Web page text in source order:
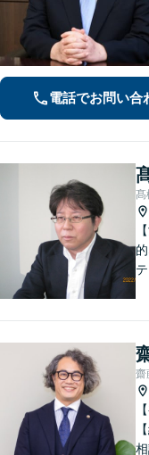
電話でお問い合
髙
齋